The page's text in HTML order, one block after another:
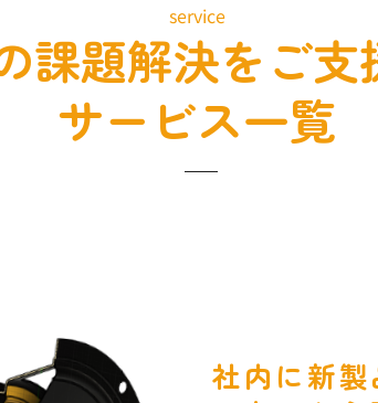
service
課題解決をご支
サービス一覧
社内に新